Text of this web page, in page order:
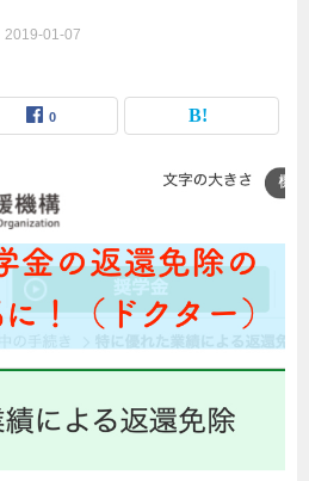
2019-01-07
0